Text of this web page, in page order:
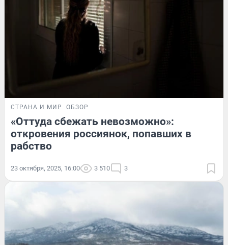
СТРАНА И МИР ОБЗОР
«Оттуда сбежать невозможно»:
откровения россиянок, попавших в
рабство
23 октября, 2025, 16:00 3 510 3